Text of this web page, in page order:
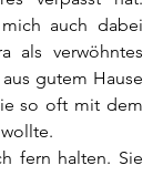
auch dabei
als verwöhntes
gutem Hause
so oft mit dem
fern halten. Sie